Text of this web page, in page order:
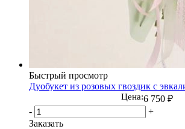
Быстрый просмотр
Дуобукет из розовых гвоздик с
Цена:6 750 ₽
-
+
Заказать